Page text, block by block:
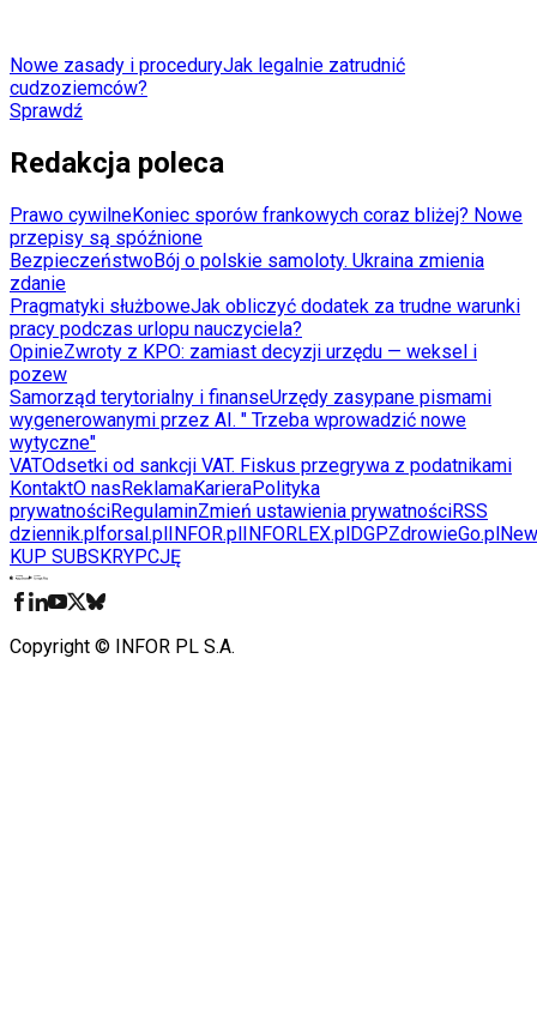
Nowe zasady i proceduryJak legalnie zatrudnić
cudzoziemców?
Sprawdź
Redakcja poleca
Prawo cywilneKoniec sporów frankowych coraz bliżej? Nowe
przepisy są spóźnione
BezpieczeństwoBój o polskie samoloty. Ukraina zmienia
zdanie
Pragmatyki służboweJak obliczyć dodatek za trudne warunki
pracy podczas urlopu nauczyciela?
OpinieZwroty z KPO: zamiast decyzji urzędu — weksel i
pozew
Samorząd terytorialny i finanseUrzędy zasypane pismami
wygenerowanymi przez AI. " Trzeba wprowadzić nowe
wytyczne"
VATOdsetki od sankcji VAT. Fiskus przegrywa z podatnikami
KontaktO nasReklamaKarieraPolityka
prywatnościRegulaminZmień ustawienia prywatnościRSS
dziennik.plforsal.plINFOR.plINFORLEX.plDGPZdrowieGo.pl
KUP SUBSKRYPCJĘ
Copyright © INFOR PL S.A.